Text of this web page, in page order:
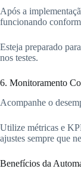
Após a
funcionando
Esteja preparado
nos testes.
6. Monitoramento
Acompanhe o
Utilize métricas e
ajustes sempre que
Benefícios da